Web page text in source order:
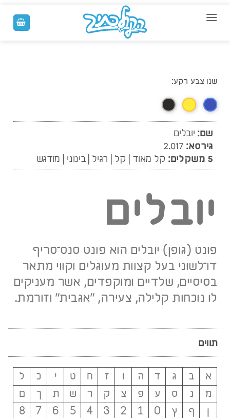
שנו צבע רקע:
שם: יובלים
גירסא: 2.017
5 משקלים:
קל מאוד | קל | רגיל | בינוני | מודגש
יובלים
פונט (גופן) יובלים הוא פונט סנס־סריף
דו־לשוני בעל קצוות מעוגלים וקווי מתאר
בסיסיים, שלדיים ומוקפדים, אשר מעניקים
לו נוכחות קלילה, צעירה, ״אגבית״ וזורמת.
תווים
א ב ג ד ה ו ז ח ט י כ
ל
מ
נ ס ע פ צ ק ר ש ת ך
ם
ן
ף ץ 0
1
2
3
4
5
6
7
8